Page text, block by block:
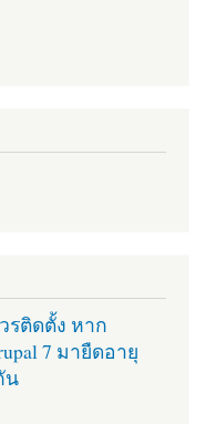
รติดตั้ง หาก
7 มายืดอายุ
น